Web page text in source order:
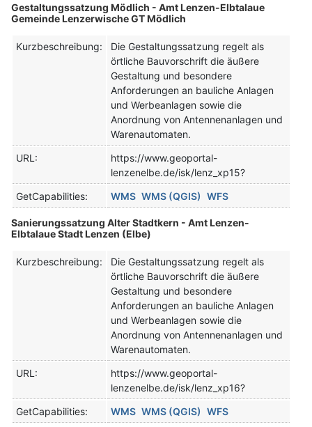
Gestaltungssatzung Mödlich - Amt Lenzen-Elbtalaue
Gemeinde Lenzerwische GT Mödlich
Kurzbeschreibung:
Die Gestaltungssatzung regelt als
örtliche Bauvorschrift die äußere
Gestaltung und besondere
Anforderungen an bauliche Anlagen
und Werbeanlagen sowie die
Anordnung von Antennenanlagen und
Warenautomaten.
URL:
https://www.geoportal-
lenzenelbe.de/isk/lenz_xp15?
GetCapabilities:
WMS WMS (QGIS) WFS
Sanierungssatzung Alter Stadtkern - Amt Lenzen-
Elbtalaue Stadt Lenzen (Elbe)
Kurzbeschreibung:
Die Gestaltungssatzung regelt als
örtliche Bauvorschrift die äußere
Gestaltung und besondere
Anforderungen an bauliche Anlagen
und Werbeanlagen sowie die
Anordnung von Antennenanlagen und
Warenautomaten.
URL:
https://www.geoportal-
lenzenelbe.de/isk/lenz_xp16?
GetCapabilities:
WMS WMS (QGIS) WFS